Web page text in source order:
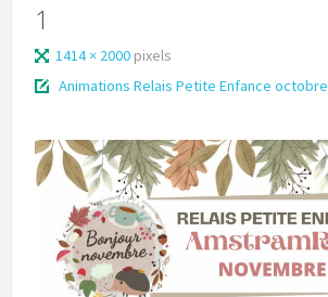
1
1414 × 2000 pixels
Animations Relais Petite Enfance octobre